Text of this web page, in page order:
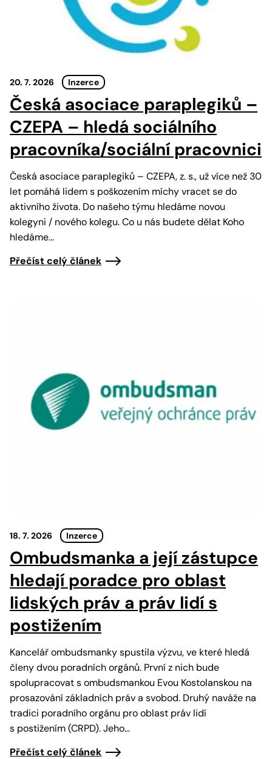
20. 7. 2026 Inzerce
Česká asociace paraplegiků –
CZEPA – hledá sociálního
pracovníka/sociální pracovnici
Česká asociace paraplegiků – CZEPA, z. s., už více než 30
let pomáhá lidem s poškozením míchy vracet se do
aktivního života. Do našeho týmu hledáme novou
kolegyni / nového kolegu. Co u nás budete dělat Koho
hledáme…
Přečíst celý článek
18. 7. 2026 Inzerce
Ombudsmanka a její zástupce
hledají poradce pro oblast
lidských práv a práv lidí s
postižením
Kancelář ombudsmanky spustila výzvu, ve které hledá
členy dvou poradních orgánů. První z nich bude
spolupracovat s ombudsmankou Evou Kostolanskou na
prosazování základních práv a svobod. Druhý naváže na
tradici poradního orgánu pro oblast práv lidí
s postižením (CRPD). Jeho…
Přečíst celý článek